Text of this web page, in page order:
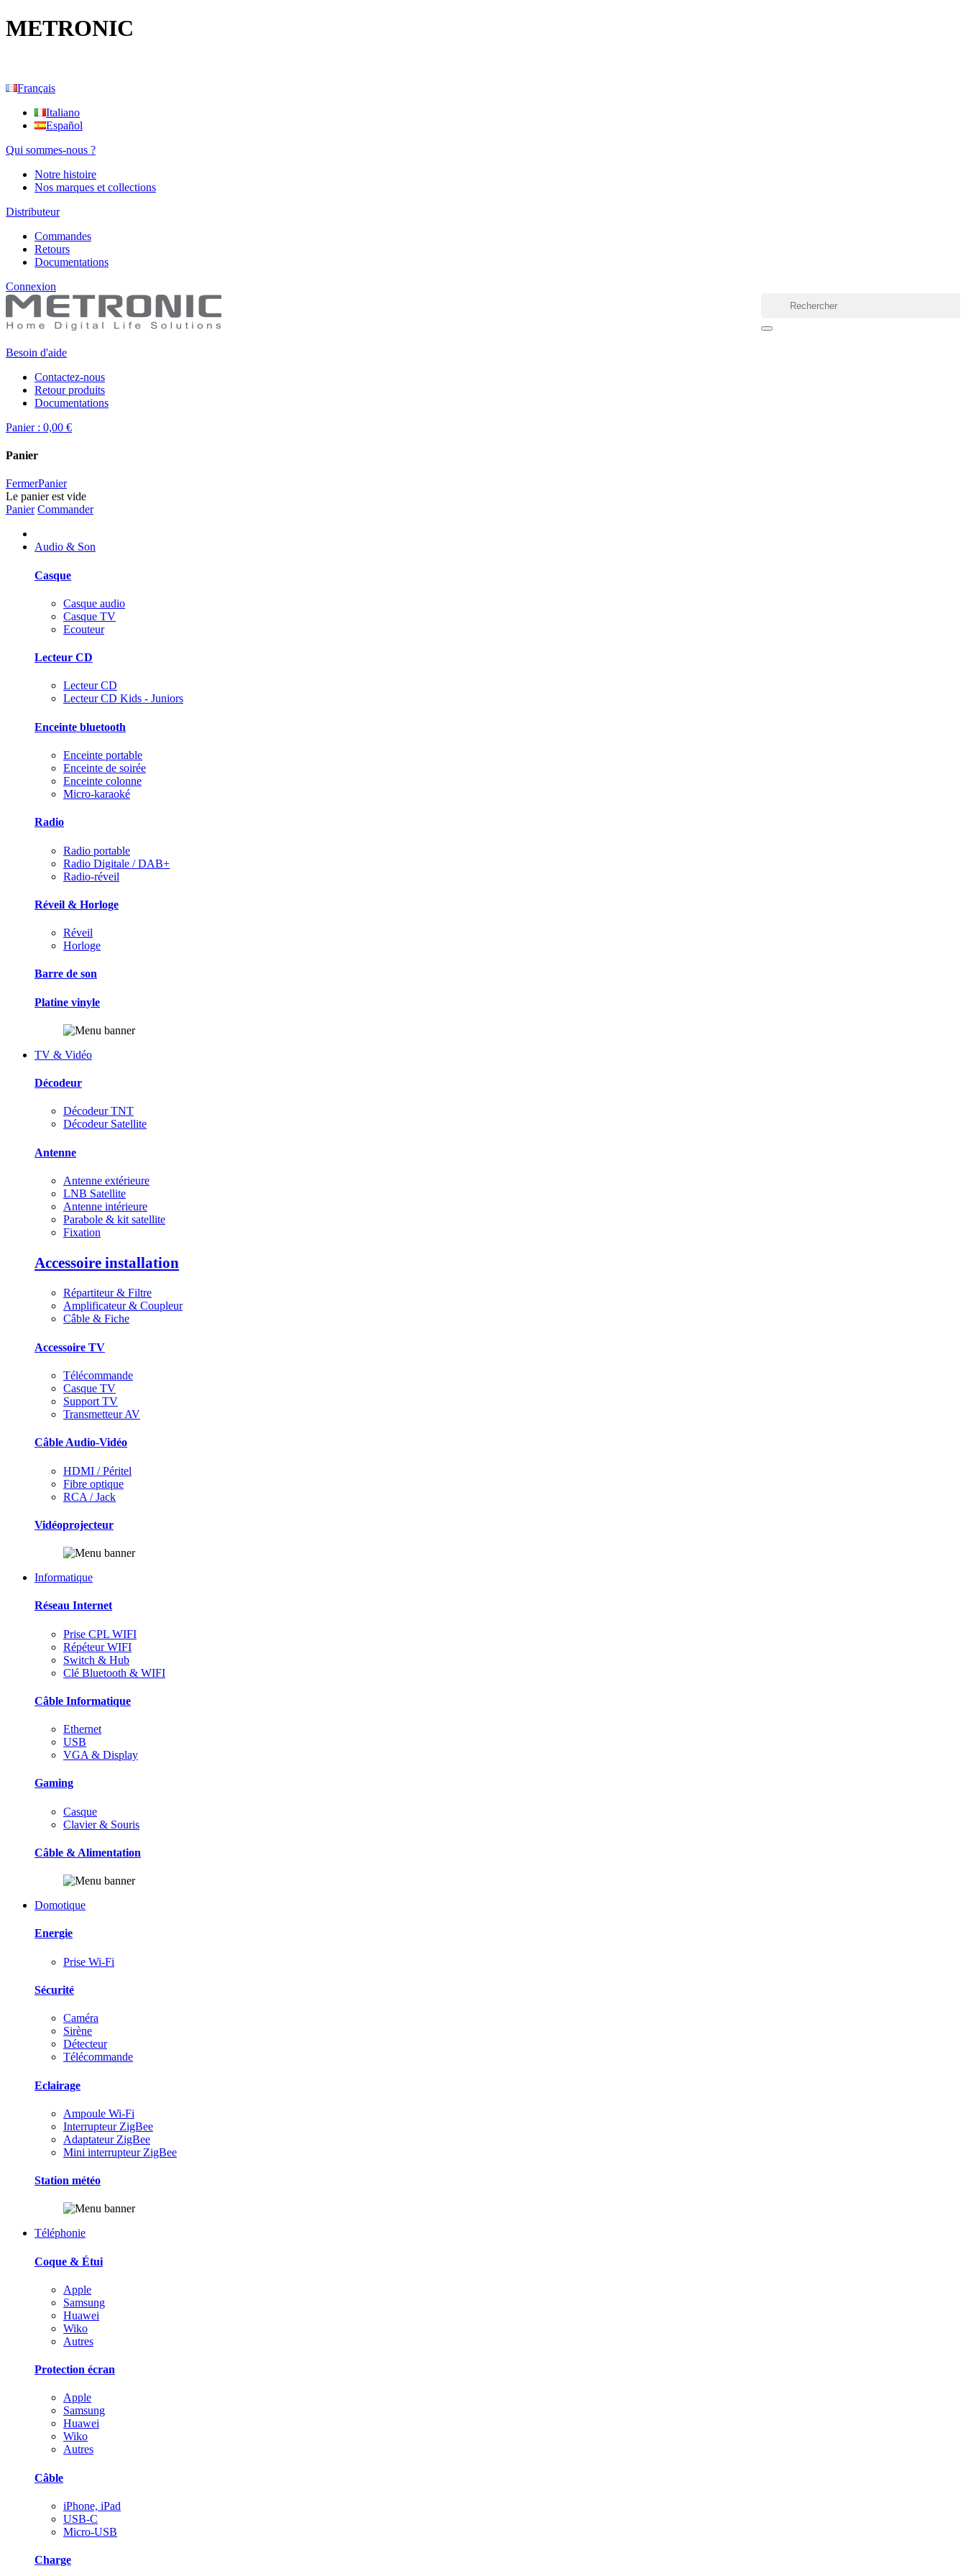
METRONIC
Français
Italiano
Español
Qui sommes-nous ?
Notre histoire
Nos marques et collections
Distributeur
Commandes
Retours
Documentations
Connexion
Besoin d'aide
Contactez-nous
Retour produits
Documentations
Panier : 0,00 €
Panier
FermerPanier
Le panier est vide
Panier Commander
Audio & Son
Casque
Casque audio
Casque TV
Ecouteur
Lecteur CD
Lecteur CD
Lecteur CD Kids - Juniors
Enceinte bluetooth
Enceinte portable
Enceinte de soirée
Enceinte colonne
Micro-karaoké
Radio
Radio portable
Radio Digitale / DAB+
Radio-réveil
Réveil & Horloge
Réveil
Horloge
Barre de son
Platine vinyle
TV & Vidéo
Décodeur
Décodeur TNT
Décodeur Satellite
Antenne
Antenne extérieure
LNB Satellite
Antenne intérieure
Parabole & kit satellite
Fixation
Accessoire installation
Répartiteur & Filtre
Amplificateur & Coupleur
Câble & Fiche
Accessoire TV
Télécommande
Casque TV
Support TV
Transmetteur AV
Câble Audio-Vidéo
HDMI / Péritel
Fibre optique
RCA / Jack
Vidéoprojecteur
Informatique
Réseau Internet
Prise CPL WIFI
Répéteur WIFI
Switch & Hub
Clé Bluetooth & WIFI
Câble Informatique
Ethernet
USB
VGA & Display
Gaming
Casque
Clavier & Souris
Câble & Alimentation
Domotique
Energie
Prise Wi-Fi
Sécurité
Caméra
Sirène
Détecteur
Télécommande
Eclairage
Ampoule Wi-Fi
Interrupteur ZigBee
Adaptateur ZigBee
Mini interrupteur ZigBee
Station météo
Téléphonie
Coque & Étui
Apple
Samsung
Huawei
Wiko
Autres
Protection écran
Apple
Samsung
Huawei
Wiko
Autres
Câble
iPhone, iPad
USB-C
Micro-USB
Charge